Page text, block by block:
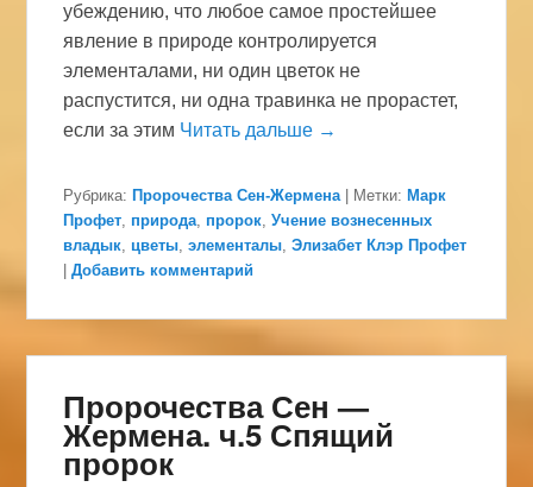
убеждению, что любое самое простейшее
явление в природе контролируется
элементалами, ни один цветок не
распустится, ни одна травинка не прорастет,
если за этим Читать дальше →
Рубрика: Пророчества Сен-Жермена Метки: Марк
Профет, природа, пророк,Учение вознесенных
владык, цветы,элементалы,Элизабет Клэр Профет
|Добавить комментарий
Пророчества Сен —
Жермена. ч.5 Спящий
пророк